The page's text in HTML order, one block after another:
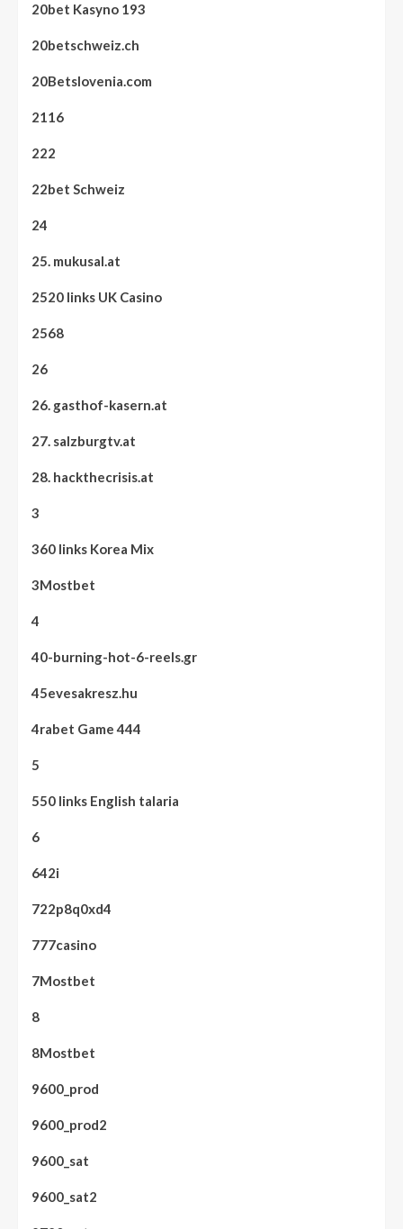
20bet Kasyno 193
20betschweiz.ch
20Betslovenia.com
2116
222
22bet Schweiz
24
25. mukusal.at
2520 links UK Casino
2568
26
26. gasthof-kasern.at
27. salzburgtv.at
28. hackthecrisis.at
3
360 links Korea Mix
3Mostbet
4
40-burning-hot-6-reels.gr
45evesakresz.hu
4rabet Game 444
5
550 links English talaria
6
642i
722p8q0xd4
777casino
7Mostbet
8
8Mostbet
9600_prod
9600_prod2
9600_sat
9600_sat2